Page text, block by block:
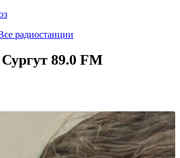
радиостанции
89.0 FM